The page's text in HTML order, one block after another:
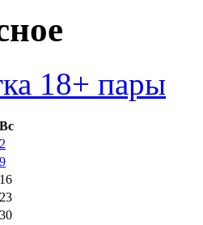
18+ пары
Вс
2
9
16
23
30